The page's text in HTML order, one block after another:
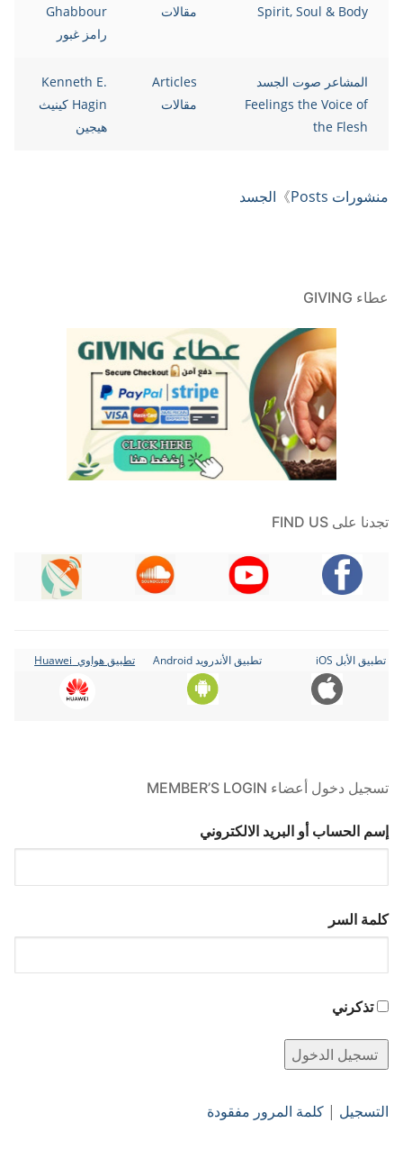
Spirit, Soul & Body مقالات
Ghabbour
رامز غبور
المشاعر صوت الجسد
Feelings the Voice of
the Flesh
Articles
مقالات
Kenneth E.
Hagin كينيث
هيجين
منشورات Posts 》 الجسد
عطاء GIVING
تجدنا على FIND US
تطبيق الأبل iOS تطبيق الأندرويد Android تطبيق هواوي Huawei
تسجيل دخول أعضاء MEMBER’S LOGIN
إسم الحساب أو البريد الالكتروني
كلمة السر
تذكرني
التسجيل | كلمة المرور مفقودة